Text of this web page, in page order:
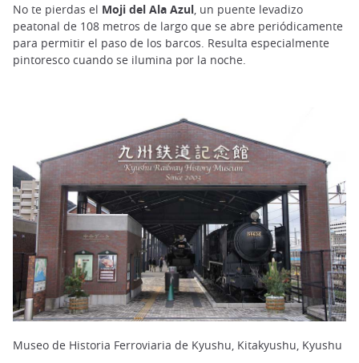
No te pierdas el Moji del Ala Azul , un puente levadizo
peatonal de 108 metros de largo que se abre periódicamente
para permitir el paso de los barcos. Resulta especialmente
pintoresco cuando se ilumina por la noche.
Museo de Historia Ferroviaria de Kyushu, Kitakyushu, Kyushu